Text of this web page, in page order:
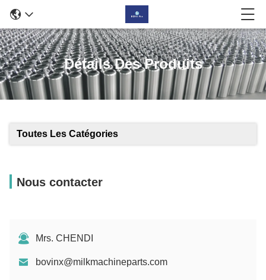
Détails Des Produits
Toutes Les Catégories
Nous contacter
Mrs. CHENDI
bovinx@milkmachineparts.com
Détails du produit Signalez les